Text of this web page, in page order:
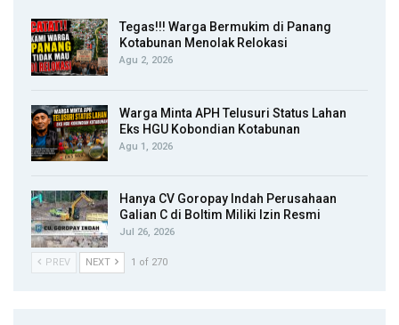
Tegas!!! Warga Bermukim di Panang
Kotabunan Menolak Relokasi
Agu 2, 2026
Warga Minta APH Telusuri Status Lahan
Eks HGU Kobondian Kotabunan
Agu 1, 2026
Hanya CV Goropay Indah Perusahaan
Galian C di Boltim Miliki Izin Resmi
Jul 26, 2026
PREV NEXT 1 of 270